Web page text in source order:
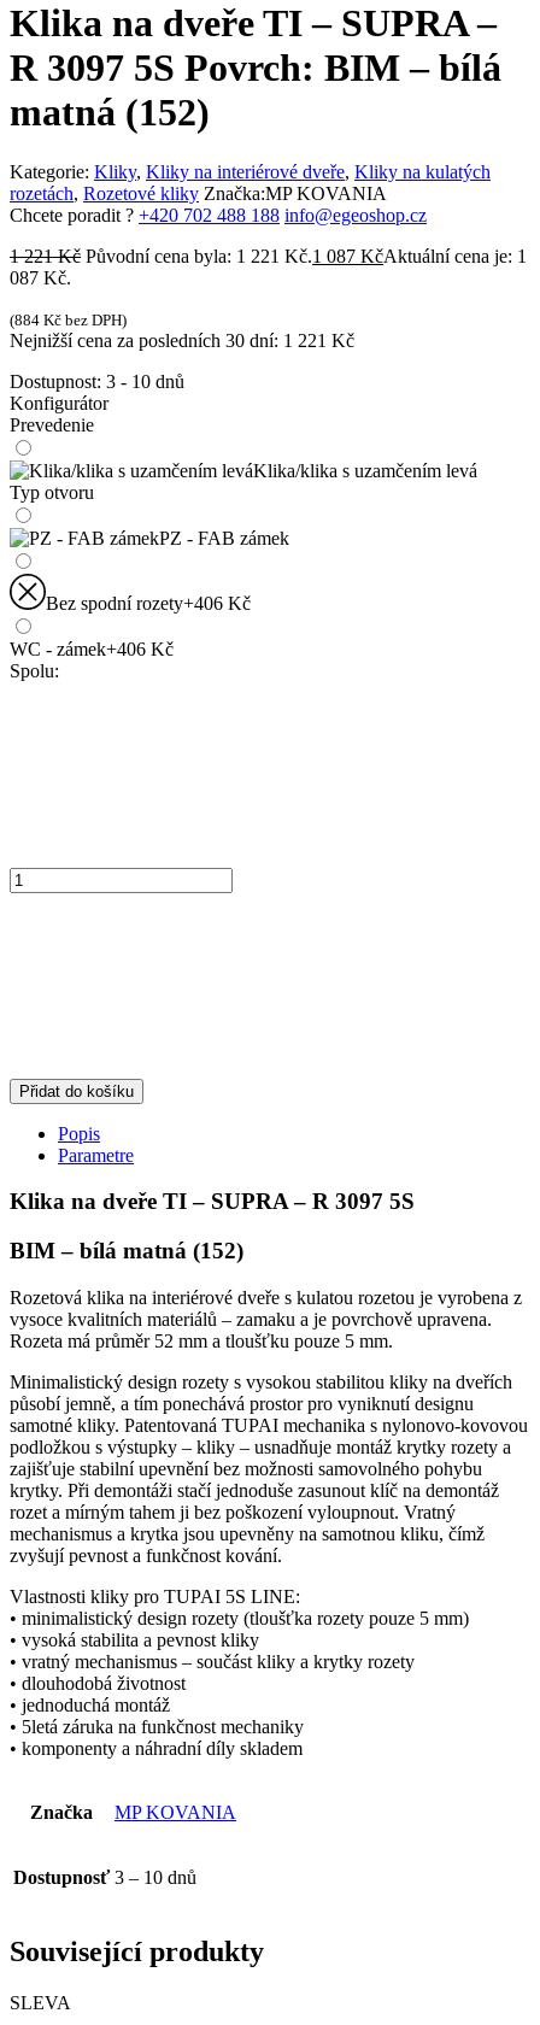
Klika na dveře TI – SUPRA –
R 3097 5S Povrch: BIM – bílá
matná (152)
Kategorie: Kliky, Kliky na interiérové dveře, Kliky na kulatých
rozetách, Rozetové kliky Značka:MP KOVANIA
Chcete poradit ? +420 702 488 188 info@egeoshop.cz
1 221Kč Původní cena byla: 1 221 Kč.1 087 KčAktuální cena je: 1
087 Kč.
(884 Kč bez DPH)
Nejnižší cena za posledních 30 dní: 1 221 Kč
Dostupnost: 3 - 10 dnů
Konfigurátor
Prevedenie
Klika/​klika s uzamčením levá
Typ otvoru
PZ - FAB zámek
Bez spodní rozety+406 Kč
WC - zámek+406 Kč
Spolu:
Přidat do košíku
Popis
Parametre
Klika na dveře TI – SUPRA – R 3097 5S
BIM – bílá matná (152)
Rozetová klika na interiérové dveře s kulatou rozetou je vyrobena z
vysoce kvalitních materiálů – zamaku a je povrchově upravena.
Rozeta má průměr 52 mm a tloušťku pouze 5 mm.
Minimalistický design rozety s vysokou stabilitou kliky na dveřích
působí jemně, a tím ponechává prostor pro vyniknutí designu
samotné kliky. Patentovaná TUPAI mechanika s nylonovo-kovovou
podložkou s výstupky – kliky – usnadňuje montáž krytky rozety a
zajišťuje stabilní upevnění bez možnosti samovolného pohybu
krytky. Při demontáži stačí jednoduše zasunout klíč na demontáž
rozet a mírným tahem ji bez poškození vyloupnout. Vratný
mechanismus a krytka jsou upevněny na samotnou kliku, čímž
zvyšují pevnost a funkčnost kování.
Vlastnosti kliky pro TUPAI 5S LINE:
• minimalistický design rozety (tloušťka rozety pouze 5 mm)
• vysoká stabilita a pevnost kliky
• vratný mechanismus – součást kliky a krytky rozety
• dlouhodobá životnost
• jednoduchá montáž
• 5letá záruka na funkčnost mechaniky
• komponenty a náhradní díly skladem
Značka MP KOVANIA
Dostupnosť 3 – 10 dnů
Související produkty
SLEVA